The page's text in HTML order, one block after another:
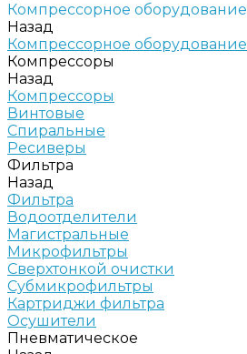
Компрессорное оборудование
Назад
Компрессорное оборудование
Компрессоры
Назад
Компрессоры
Винтовые
Спиральные
Ресиверы
Фильтра
Назад
Фильтра
Водоотделители
Магистральные
Микрофильтры
Сверхтонкой очистки
Субмикрофильтры
Картриджи фильтра
Осушители
Пневматическое